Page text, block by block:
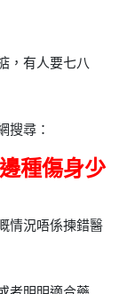
，有人要七八
搜尋：
種傷身少
情況唔係揀錯醫